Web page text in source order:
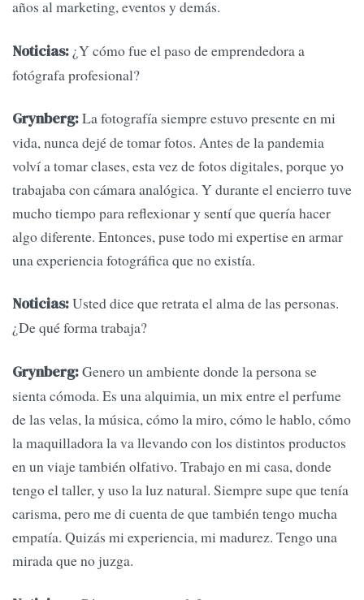
años al marketing, eventos y demás.
Noticias: ¿Y cómo fue el paso de emprendedora a
fotógrafa profesional?
Grynberg:La fotografía siempre estuvo presente en mi
vida, nunca dejé de tomar fotos. Antes de la pandemia
volví a tomar clases, esta vez de fotos digitales, porque yo
trabajaba con cámara analógica. Y durante el encierro tuve
mucho tiempo para reflexionar y sentí que quería hacer
algo diferente. Entonces, puse todo mi expertise en armar
una experiencia fotográfica que no existía.
Noticias:Usted dice que retrata el alma de las personas.
¿De qué forma trabaja?
Grynberg:Genero un ambiente donde la persona se
sienta cómoda. Es una alquimia, un mix entre el perfume
de las velas, la música, cómo la miro, cómo le hablo, cómo
la maquilladora la va llevando con los distintos productos
en un viaje también olfativo. Trabajo en mi casa, donde
tengo el taller, y uso la luz natural. Siempre supe que tenía
carisma, pero me di cuenta de que también tengo mucha
empatía. Quizás mi experiencia, mi madurez. Tengo una
mirada que no juzga.